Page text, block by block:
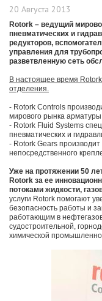
20 Августа 2013
Rotork – ведущий
пневматических и
редукторов,
управления для
разветвленную сеть
В настоящее время
отделения.
- Rotork Controls
мирового рынка
- Rotork Fluid Systems
пневматических и
- Rotork Gears
непосредственного
Уже на протяжении 50
Rotork за ее
потоками жидкости,
услуги Rotork помогают
безопасность работы и
работающим в
судостроительной,
химической